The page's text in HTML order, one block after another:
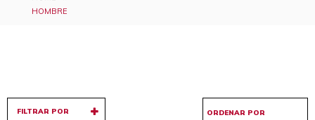
HOMBRE
FILTRAR POR